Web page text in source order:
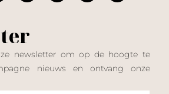
newsletter om op de hoogte te
nieuws en ontvang onze